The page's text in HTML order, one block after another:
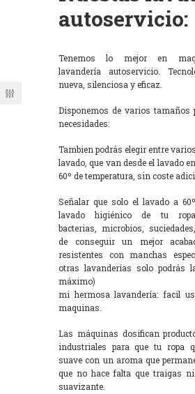
autoservicio:
Tenemos lo mejor en
lavandería autoservicio.
nueva, silenciosa y eficaz.
Disponemos de varios tamaños
necesidades:
Tambien podrás elegir entre
lavado, que van desde el lavado
60º de temperatura, sin coste
Señalar que solo el lavado a
lavado higiénico de tu
bacterias, microbios,
de conseguir un mejor
resistentes con manchas
otras lavanderías solo podrás
máximo)
mi hermosa lavandería: facil
maquinas.
Las máquinas dosifican
industriales para que tu ropa
suave con un aroma que
que no hace falta que traigas ni
suavizante.